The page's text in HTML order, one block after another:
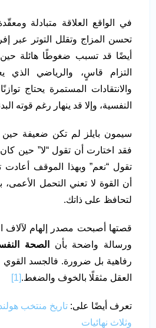
في الواقع العلاقة متبادلة
تحسن المزاج وتقلل التوتر عبر
أيضًا قد تسبب ضغوطًا هائلة
التزام قاسٍ، والرياضي
والانتقادات المستمرة يحتاج
النفسية، وإلا قد ينهار رغم قوته
سيمون بايلز لم تكن ضعيفة
فقد اختارت أن تقول “لا” حين كان
تقول “نعم” وبهذا الموقف أعادت
أن القوة لا تعني التحمل
لتحافظ على ذاتك.
قصتها أصبحت مصدر إلهام لآلاف
ورسالة واضحة بأن
الصحة
رفاهية بل ضرورة. فالجسد القوي
العقل مثقلًا بالخوف والضغط.[1]
تعرف أيضًا على: تاريخ منتخب
وثلاث نهائيات